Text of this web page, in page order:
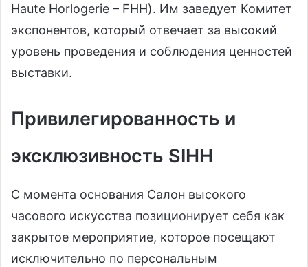
Haute Horlogerie – FHH). Им заведует Комитет
экспонентов, который отвечает за высокий
уровень проведения и соблюдения ценностей
выставки.
Привилегированность и
эксклюзивность SIHH
С момента основания Салон высокого
часового искусства позиционирует себя как
закрытое мероприятие, которое посещают
исключительно по персональным